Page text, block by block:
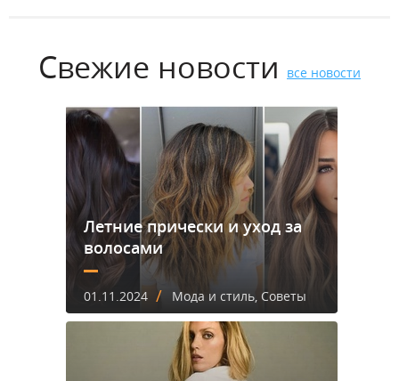
Свежие новости все новости
Летние прически и уход за
волосами
01.11.2024 / Мода и стиль, Советы